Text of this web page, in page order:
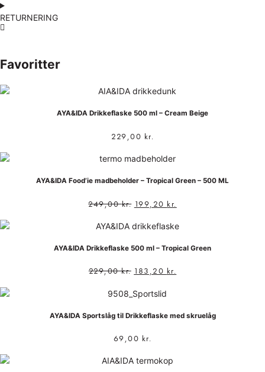
RETURNERING
Favoritter
AYA&IDA Drikkeflaske 500 ml – Cream Beige
229,00 kr.
AYA&IDA Food’ie madbeholder – Tropical Green – 500 ML
249,00kr. 199,20 kr.
AYA&IDA Drikkeflaske 500 ml – Tropical Green
229,00kr. 183,20 kr.
AYA&IDA Sportslåg til Drikkeflaske med skruelåg
69,00 kr.